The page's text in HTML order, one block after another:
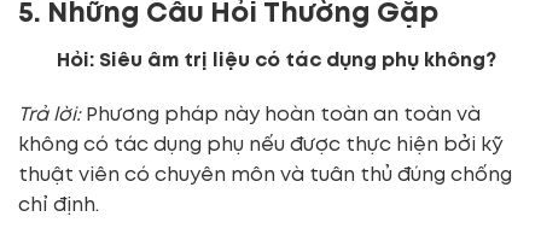
5. Những Câu Hỏi Thường Gặp
Hỏi: Siêu âm trị liệu có tác dụng phụ không?
Trả lời:Phương pháp này hoàn toàn an toàn và
không có tác dụng phụ nếu được thực hiện bởi kỹ
thuật viên có chuyên môn và tuân thủ đúng chống
chỉ định.